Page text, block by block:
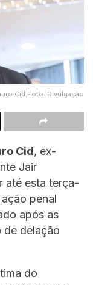
Cid Foto: Divulgação
Cid, ex-
Jair
até esta terça-
ação penal
após as
de delação
do